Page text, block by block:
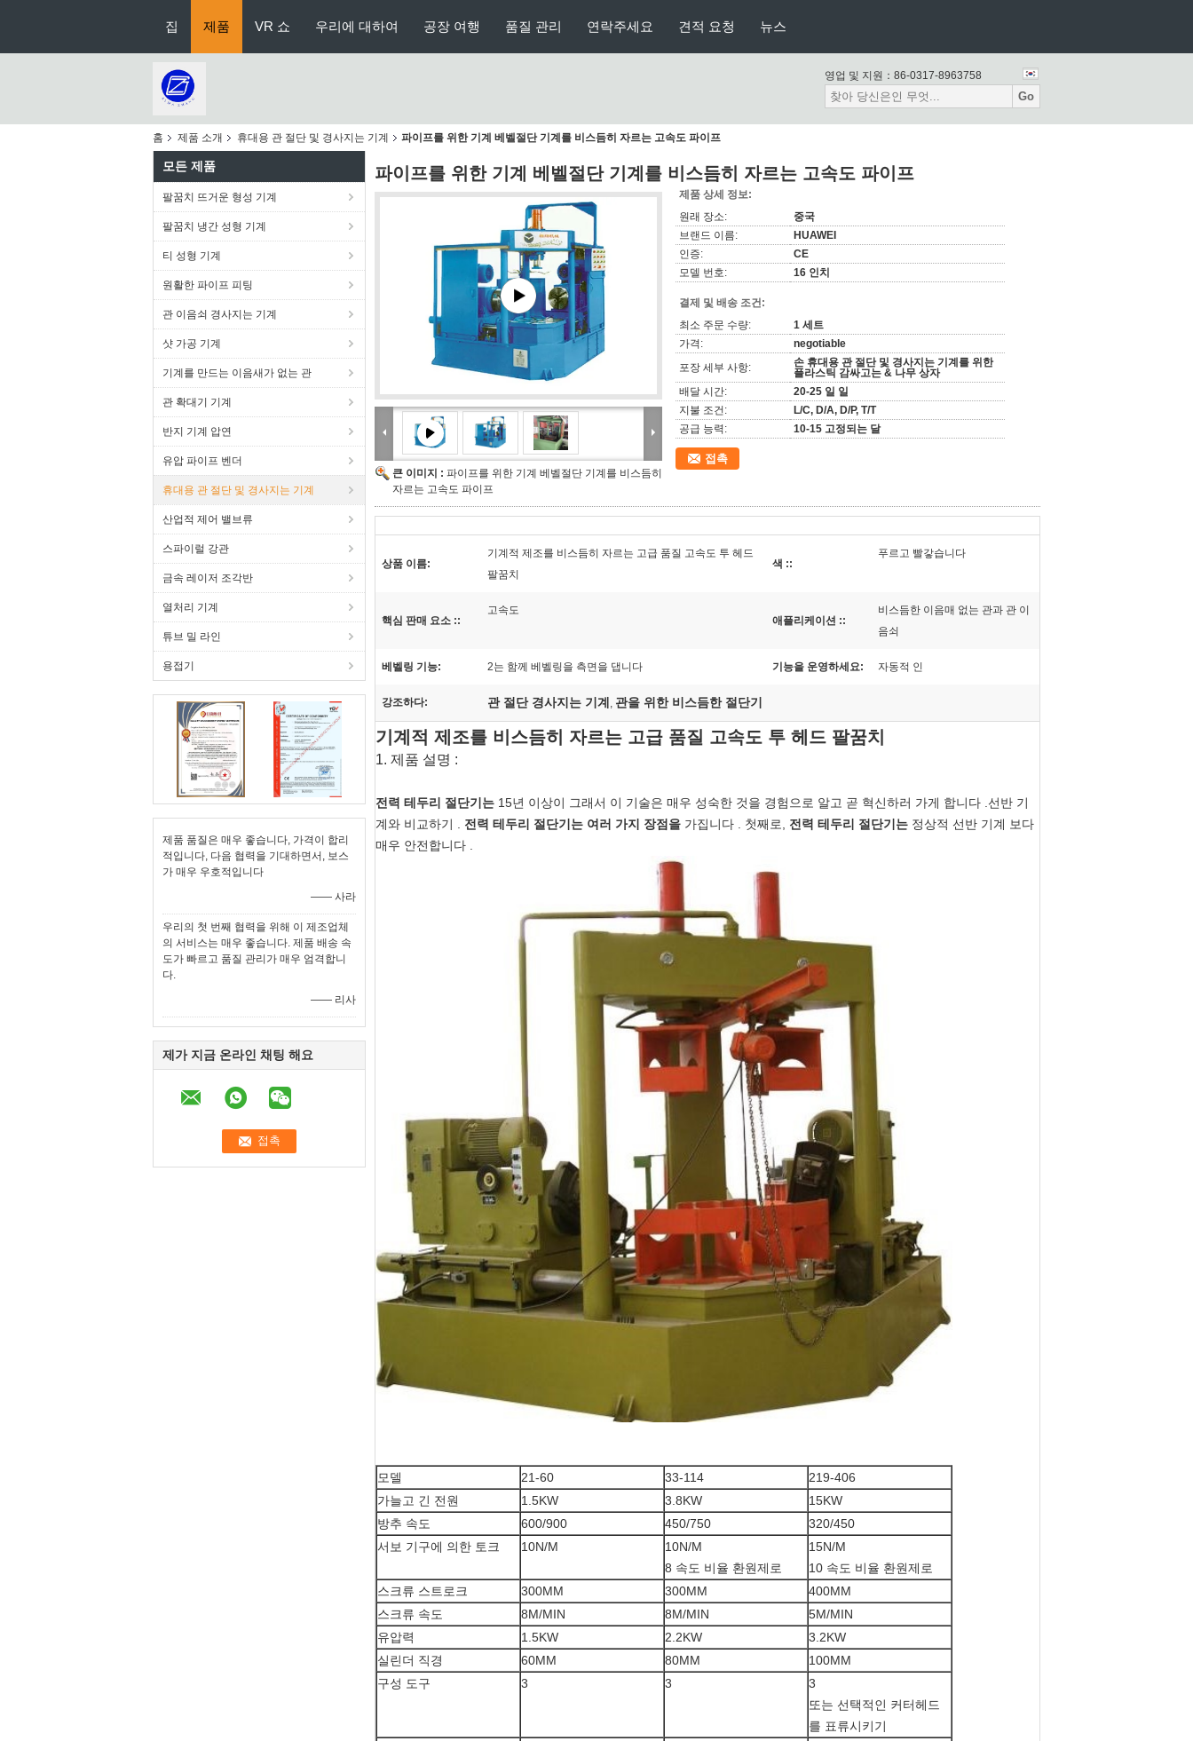
집 제품 VR 쇼 우리에 대하여 공장 여행 품질 관리 연락주세요 견적 요청 뉴스
영업 및 지원： 86-0317-8963758
Go
홈 제품 소개 휴대용 관 절단 및 경사지는 기계 파이프를 위한 기계 베벨절단 기계를 비스듬히 자르는 고속도 파이프
모든 제품
팔꿈치 뜨거운 형성 기계
팔꿈치 냉간 성형 기계
티 성형 기계
원활한 파이프 피팅
관 이음쇠 경사지는 기계
샷 가공 기계
기계를 만드는 이음새가 없는 관
관 확대기 기계
반지 기계 압연
유압 파이프 벤더
휴대용 관 절단 및 경사지는 기계
산업적 제어 밸브류
스파이럴 강관
금속 레이저 조각반
열처리 기계
튜브 밀 라인
용접기
제품 품질은 매우 좋습니다, 가격이 합리
적입니다, 다음 협력을 기대하면서, 보스
가 매우 우호적입니다
—— 사라
우리의 첫 번째 협력을 위해 이 제조업체
의 서비스는 매우 좋습니다. 제품 배송 속
도가 빠르고 품질 관리가 매우 엄격합니
다.
—— 리사
제가 지금 온라인 채팅 해요
파이프를 위한 기계 베벨절단 기계를 비스듬히 자르는 고속도 파이프
큰 이미지 : 파이프를 위한 기계 베벨절단 기계를 비스듬히
자르는 고속도 파이프
제품 상세 정보:
원래 장소:
중국
브랜드 이름:
HUAWEI
인증:
CE
모델 번호:
16 인치
결제 및 배송 조건:
최소 주문 수량:
1 세트
가격:
negotiable
포장 세부 사항:
손 휴대용 관 절단 및 경사지는 기계를 위한
플라스틱 감싸고는 & 나무 상자
배달 시간:
20-25 일 일
지불 조건:
L/C, D/A, D/P, T/T
공급 능력:
10-15 고정되는 달
접촉
상품 이름:
기계적 제조를 비스듬히 자르는 고급 품질 고속도 투 헤드
팔꿈치
색 ::
푸르고 빨갛습니다
핵심 판매 요소 ::
고속도
애플리케이션 ::
비스듬한 이음매 없는 관과 관 이
음쇠
베벨링 기능: 2는 함께 베벨링을 측면을 댑니다 기능을 운영하세요: 자동적 인
강조하다: 관 절단 경사지는 기계 , 관을 위한 비스듬한 절단기
기계적 제조를 비스듬히 자르는 고급 품질 고속도 투 헤드 팔꿈치
1. 제품 설명 :
전력 테두리 절단기는 15년 이상이 그래서 이 기술은 매우 성숙한 것을 경험으로 알고 곧 혁신하러 가게 합니다 .선반 기
계와 비교하기 . 전력 테두리 절단기는 여러 가지 장점을 가집니다 . 첫째로, 전력 테두리 절단기는 정상적 선반 기계 보다
매우 안전합니다 .
모델 21-60 33-114
219-406
가늘고 긴 전원
1.5KW 3.8KW
15KW
방추 속도
600/900 450/750
320/450
서보 기구에 의한 토크
10N/M
10N/M
8 속도 비율 환원제로
15N/M
10 속도 비율 환원제로
스크류 스트로크
300MM 300MM
400MM
스크류 속도
8M/MIN 8M/MIN
5M/MIN
유압력
1.5KW 2.2KW
3.2KW
실린더 직경
60MM 80MM
100MM
구성 도구
3 3
3
또는 선택적인 커터헤드
를 표류시키기